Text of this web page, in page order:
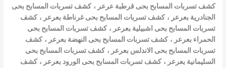
كشف تسربات المسابح بحى قرطبة عرعر ، كشف تسربات المسابح بحى
الجنادرية بعرعر ، كشف تسربات المسابح بحى غرناطة بعرعر ، كشف
تسربات المسابح بحى اشبيلية بعرعر ، كشف تسربات المسابح بحى
الحمراء بعرعر ، كشف تسربات المسابح بحى النهضة بعرعر ، كشف
تسربات المسابح بحى الاندلس بعرعر ، كشف تسربات المسابح بحى
السليمانية بعرعر ، كشف تسربات المسابح بحى الورود بعرعر ، كشف